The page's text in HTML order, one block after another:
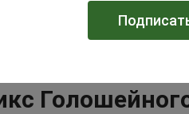
примерно 60 г. В течение